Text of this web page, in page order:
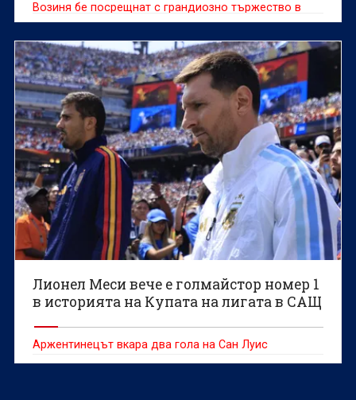
Возиня бе посрещнат с грандиозно тържество в
сряда, след като се присъедини към чилийския
гранд Коло Коло, предаде ДПА.
Лионел Меси вече е голмайстор номер 1
в историята на Купата на лигата в САЩ
Аржентинецът вкара два гола на Сан Луис